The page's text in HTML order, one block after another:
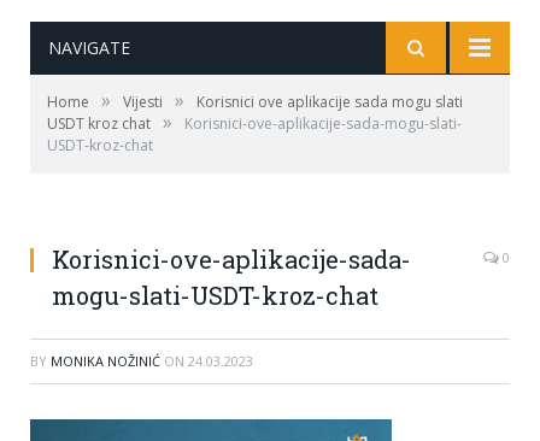
NAVIGATE
Home » Vijesti »
Korisnici ove aplikacije sada mogu slati
USDT kroz chat »
Korisnici-ove-aplikacije-sada-mogu-slati-
USDT-kroz-chat
Korisnici-ove-aplikacije-sada-
mogu-slati-USDT-kroz-chat
0
BY MONIKA NOŽINIĆ ON 24.03.2023